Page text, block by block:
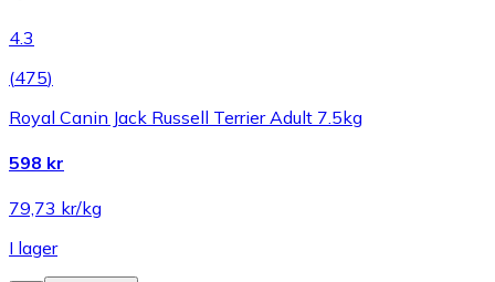
4.3
(475)
Royal Canin Jack Russell Terrier Adult 7.5kg
598 kr
79,73 kr/kg
I lager